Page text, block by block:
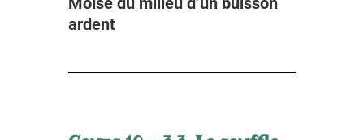
ardent